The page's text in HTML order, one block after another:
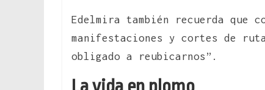
Edelmira también recuerda que
manifestaciones y cortes de
obligado a reubicarnos”.